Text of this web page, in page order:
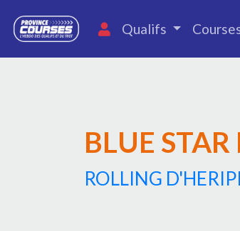
Qualifs
BLUE
ROLLING